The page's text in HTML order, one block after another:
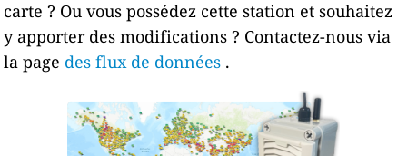
carte ? Ou vous possédez cette station et souhaitez
y apporter des modifications ? Contactez-nous via
la page des flux de données .